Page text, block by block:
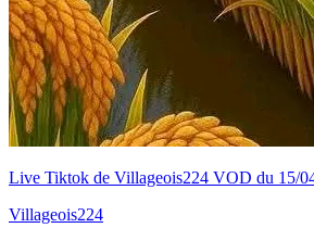
Live Tiktok de Villageois224 VOD du 15/
Villageois224